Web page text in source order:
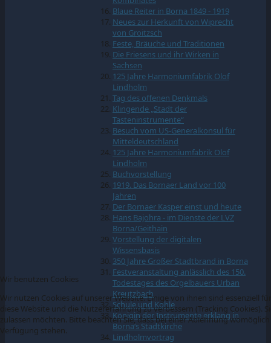
Blaue Reiter in Borna 1849 - 1919
Neues zur Herkunft von Wiprecht
von Groitzsch
Feste, Bräuche und Traditionen
Die Friesens und ihr Wirken in
Sachsen
125 Jahre Harmoniumfabrik Olof
Lindholm
Tag des offenen Denkmals
Klingende „Stadt der
Tasteninstrumente“
Besuch vom US-Generalkonsul für
Mitteldeutschland
125 Jahre Harmoniumfabrik Olof
Lindholm
Buchvorstellung
1919. Das Bornaer Land vor 100
Jahren
Der Bornaer Kasper einst und heute
Hans Bajohra - im Dienste der LVZ
Borna/Geithain
Vorstellung der digitalen
Wissensbasis
350 Jahre Großer Stadtbrand in Borna
Festveranstaltung anlässlich des 150.
Todestages des Orgelbauers Urban
Kreutzbach
Schule und Kohle
Königin der Instrumente erklang in
Borna‘s Stadtkirche
Lindholmvortrag
Wir benutzen Cookies
Wir nutzen Cookies auf unserer Website. Einige von ihnen sind essenziell
diese Website und die Nutzererfahrung zu verbessern (Tracking Cookies).
zulassen möchten. Bitte beachten Sie, dass bei einer Ablehnung
Verfügung stehen.